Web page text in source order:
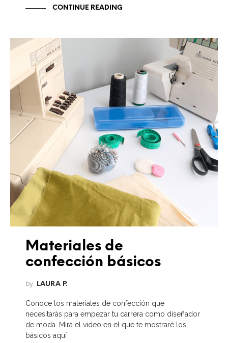
CONTINUE READING
Materiales de
confección básicos
by LAURA P.
Conoce los materiales de confección que
necesitarás para empezar tu carrera como diseñador
de moda. Mira el video en el que te mostraré los
básicos aquí